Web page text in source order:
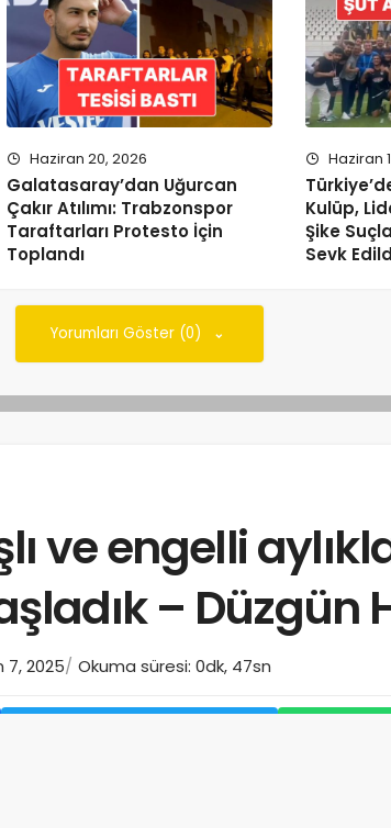
Haziran 20, 2026
Galatasaray’dan Uğurcan
Çakır Atılımı: Trabzonspor
Taraftarları Protesto İçin
Toplandı
Haziran
Kulüp,
Şike
Sevk
Yorumları Göster (0)
ve engelli
– Düzgün
7, 2025 Okuma süresi: 0dk, 47sn